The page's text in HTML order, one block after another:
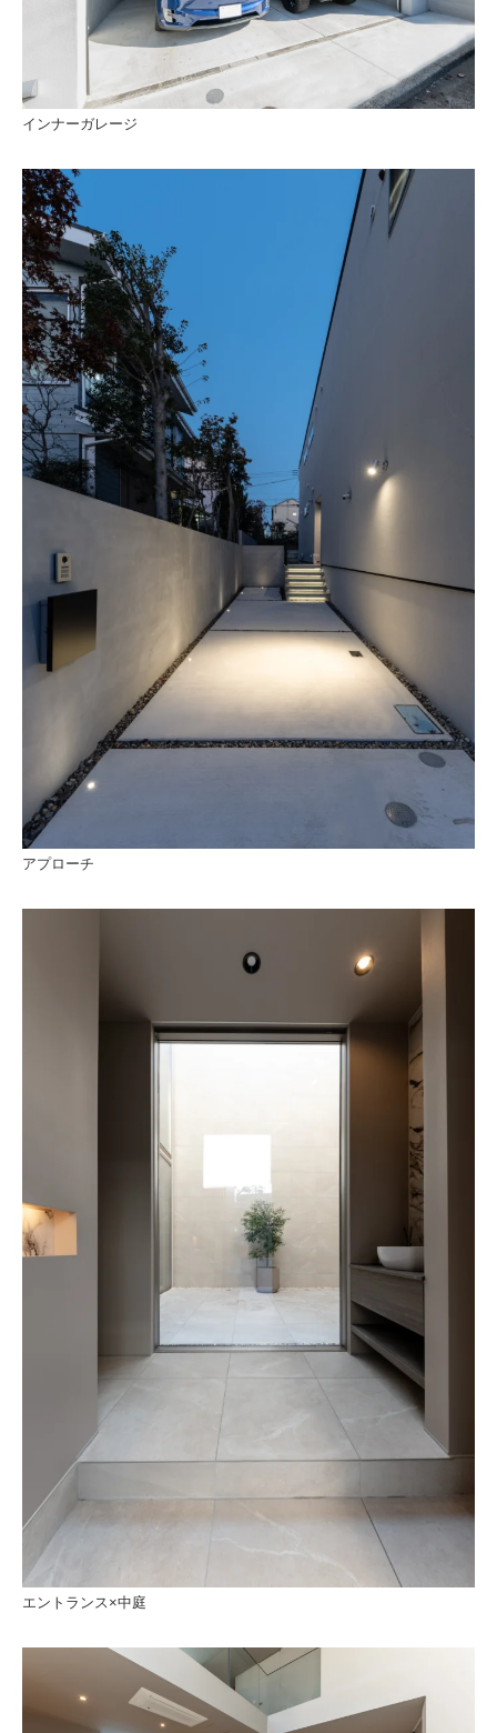
インナーガレージ
アプローチ
エントランス×中庭